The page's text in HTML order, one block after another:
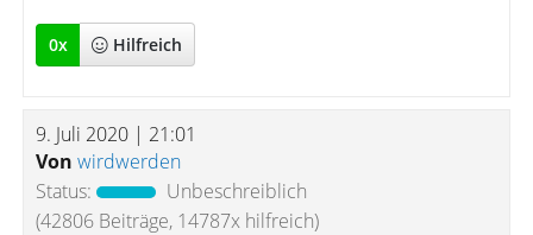
0x Hilfreich
9. Juli 2020 | 21:01
Von wirdwerden
Status:
Unbeschreiblich
(42806 Beiträge, 14787x hilfreich)